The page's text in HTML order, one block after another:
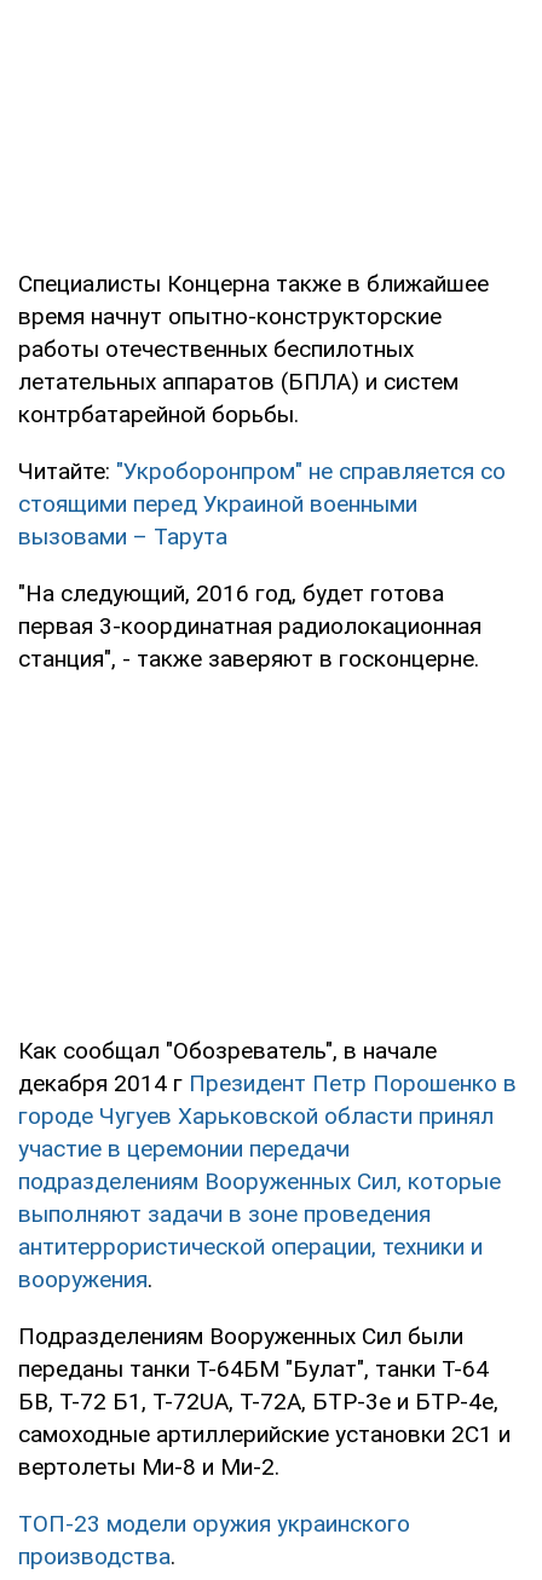
Специалисты Концерна также в ближайшее
время начнут опытно-конструкторские
работы отечественных беспилотных
летательных аппаратов (БПЛА) и систем
контрбатарейной борьбы.
Читайте: "Укроборонпром" не справляется со
стоящими перед Украиной военными
вызовами – Тарута
"На следующий, 2016 год, будет готова
первая 3-координатная радиолокационная
станция", - также заверяют в госконцерне.
Как сообщал "Обозреватель", в начале
декабря 2014 г Президент Петр Порошенко в
городе Чугуев Харьковской области принял
участие в церемонии передачи
подразделениям Вооруженных Сил, которые
выполняют задачи в зоне проведения
антитеррористической операции, техники и
вооружения.
Подразделениям Вооруженных Сил были
переданы танки Т-64БМ "Булат", танки Т-64
БВ, Т-72 Б1, Т-72UA, Т-72A, БТР-3е и БТР-4е,
самоходные артиллерийские установки 2C1 и
вертолеты Ми-8 и Ми-2.
ТОП-23 модели оружия украинского
производства.